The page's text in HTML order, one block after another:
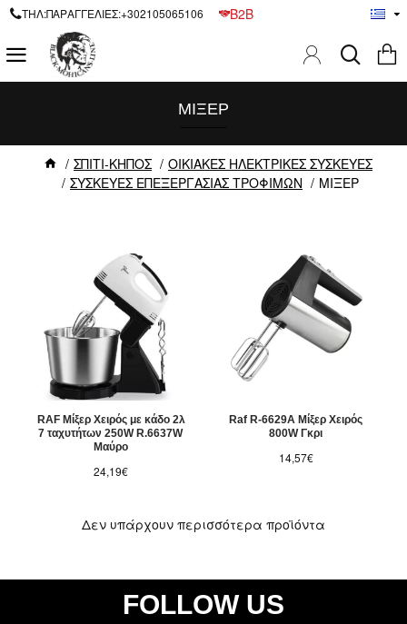
ΤΗΛ:ΠΑΡΑΓΓΕΛΙΕΣ:+302105065106 B2B
ΣΠΙΤΙ-ΚΗΠΟΣ
ΟΙΚΙΑΚΕΣ ΗΛΕΚΤΡΙΚΕΣ ΣΥΣΚΕΥΕΣ
ΣΥΣΚΕΥΕΣ ΕΠΕΞΕΡΓΑΣΙΑΣ ΤΡΟΦΙΜΩΝ
ΜΙΞΕΡ
ΜΙΞΕΡ
RAF Μίξερ Χειρός με κάδο 2λ
7 ταχυτήτων 250W R.6637W
Μαύρο
24,19€
Raf R-6629A Μίξερ Χειρός
800W Γκρι
14,57€
Δεν υπάρχουν περισσότερα προϊόντα
FOLLOW US